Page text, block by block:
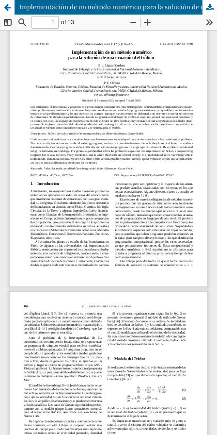
Implementación de un método numérico para la solución de una ecuación del tráfico